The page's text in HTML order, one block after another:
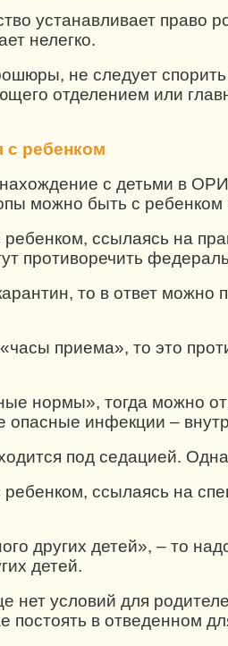
устанавливает право
нелегко.
не следует
отделением или
с ребенком
с детьми в
можно быть с
ссылаясь на
противоречить
то в ответ можно
приема», то это
нормы», тогда можно
инфекции –
под седацией.
ссылаясь на
других детей», – то
детей.
нет условий для
постоять в отведенном